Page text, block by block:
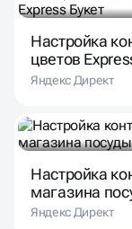
Настройка
цветов
Яндекс Директ
Настройка
магазина
Яндекс Директ